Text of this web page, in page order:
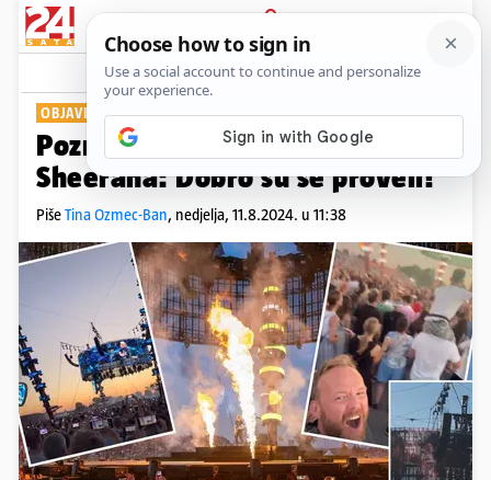
PRIJAVA
Show Komentari
OBJAVILI FOTKE I SNIMKE
Poznati Hrvati bili na koncertu
Sheerana: Dobro su se proveli!
PišeTina Ozmec-Ban, nedjelja, 11.8.2024. u 11:38